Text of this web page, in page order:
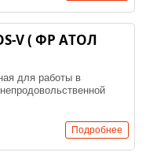
V ( ФР АТОЛ
для работы в
Подробнее